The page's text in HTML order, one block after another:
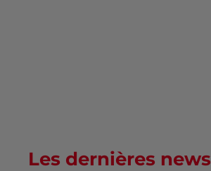
Les dernières news